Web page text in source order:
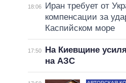
18:06
Иран требует от
компенсации за
Каспийском море
17:50
На Киевщине
на АЗС